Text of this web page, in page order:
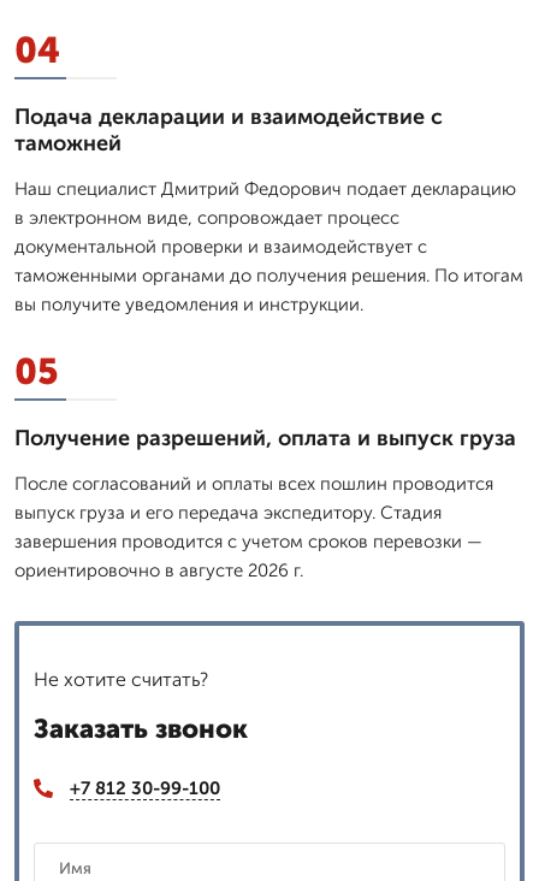
04
Подача декларации и взаимодействие с
таможней
Наш специалист Дмитpий Федорович подает декларацию
в электронном виде, сопровождает процесс
документальной проверки и взаимодействует с
таможенными органами до получения решения. По итогам
вы получите уведомления и инструкции.
05
Получение разрешений, оплата и выпуск груза
После согласований и оплаты всех пошлин проводится
выпуск груза и его передача экспедитору. Стадия
завершения проводится с учетом сроков перевозки —
ориентировочно в августе 2026 г.
Не хотите считать?
Заказать звонок
+7 812 30-99-100